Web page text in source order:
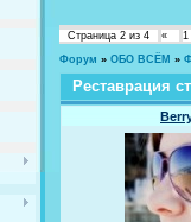
Страница 2 из 4 « 1
Форум » ОБО ВСЁМ »
Реставрация